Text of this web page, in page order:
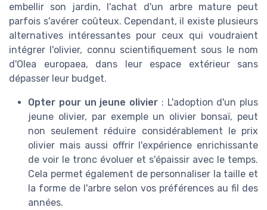
embellir son jardin, l'achat d'un arbre mature peut
parfois s'avérer coûteux. Cependant, il existe plusieurs
alternatives intéressantes pour ceux qui voudraient
intégrer l'olivier, connu scientifiquement sous le nom
d'Olea europaea, dans leur espace extérieur sans
dépasser leur budget.
Opter pour un jeune olivier : L'adoption d'un plus
jeune olivier, par exemple un olivier bonsaï, peut
non seulement réduire considérablement le prix
olivier mais aussi offrir l'expérience enrichissante
de voir le tronc évoluer et s'épaissir avec le temps.
Cela permet également de personnaliser la taille et
la forme de l'arbre selon vos préférences au fil des
années.